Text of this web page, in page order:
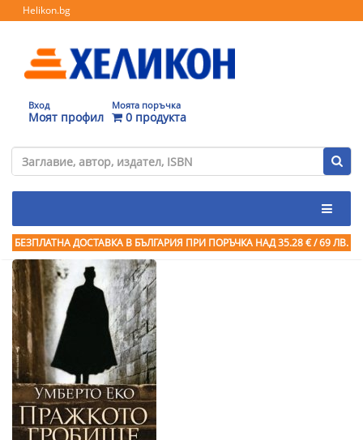
Helikon.bg
Вход
Моят профил
Моята поръчка
0 продукта
БЕЗПЛАТНА ДОСТАВКА В БЪЛГАРИЯ ПРИ ПОРЪЧКА НАД 35.28 € / 69 ЛВ.